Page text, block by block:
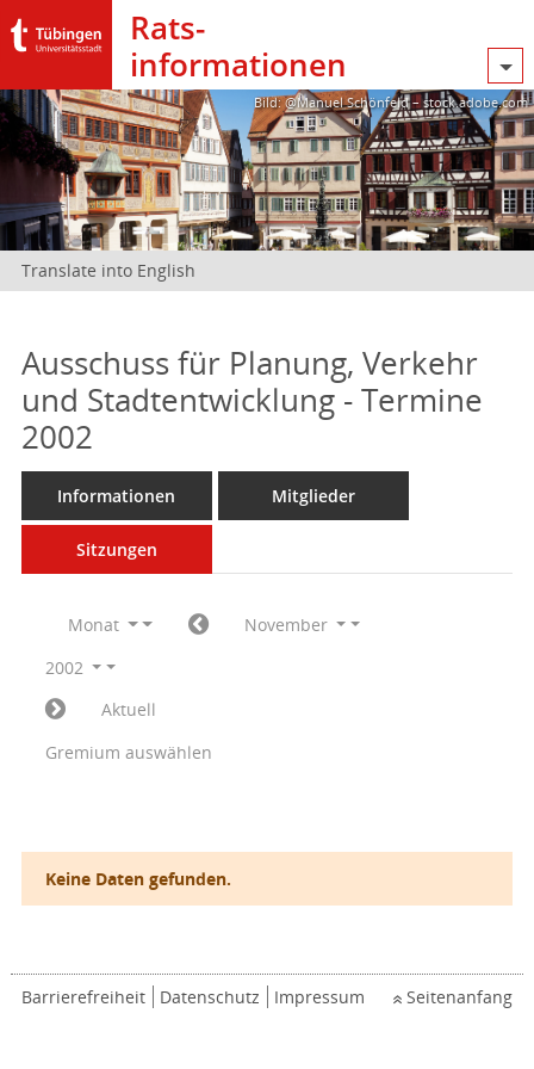
Rats­
informationen
Bild: @Manuel Schönfeld – stock.adobe.com
Translate into English
Ausschuss für Planung, Verkehr
und Stadtentwicklung - Termine
2002
Informationen Mitglieder
Sitzungen
Monat
November
2002
Aktuell
Gremium auswählen
Keine Daten gefunden.
Barrierefreiheit Datenschutz Impressum Seitenanfang